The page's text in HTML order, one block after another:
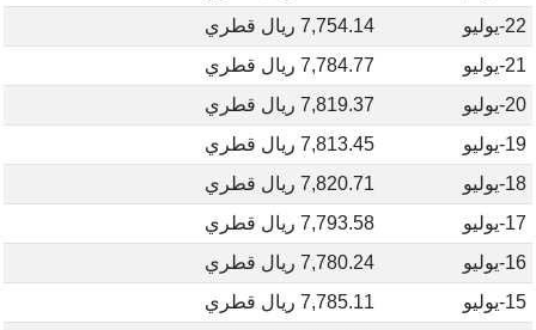
22-يوليو
7,754.14 ريال قطري
21-يوليو
7,784.77 ريال قطري
20-يوليو
7,819.37 ريال قطري
19-يوليو
7,813.45 ريال قطري
18-يوليو
7,820.71 ريال قطري
17-يوليو
7,793.58 ريال قطري
16-يوليو
7,780.24 ريال قطري
15-يوليو
7,785.11 ريال قطري